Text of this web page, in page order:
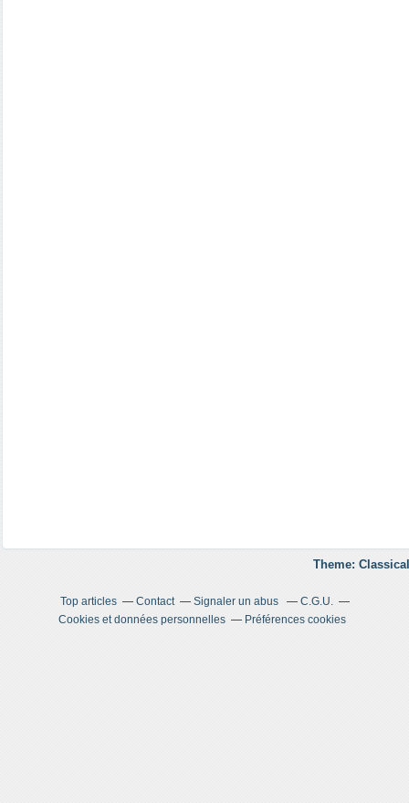
Theme:
Top articles Contact Signaler un abus
C.G.U.
Cookies et données personnelles
Préférences cookies